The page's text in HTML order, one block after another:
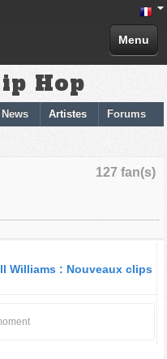
Menu
Hop
News Artistes Forums
127 fan(s)
Williams : Nouveaux clips